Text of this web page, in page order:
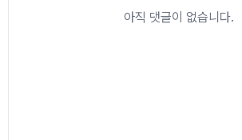
아직 댓글이 없습니다.